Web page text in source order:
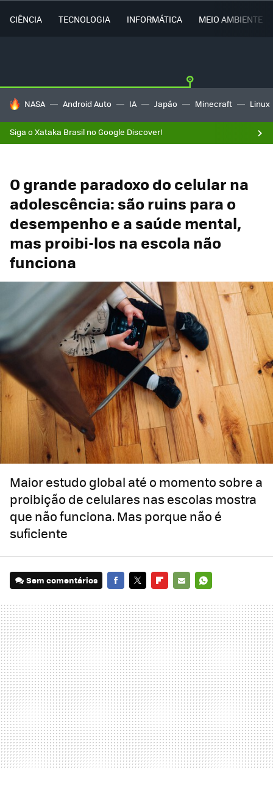
CIÊNCIA TECNOLOGIA INFORMÁTICA MEIO AMBIENTE
TENDÊNCIAS DO DIA
NASA Android Auto IA Japão Minecraft Linux
Siga o Xataka Brasil no Google Discover!
O grande paradoxo do celular na
adolescência: são ruins para o
desempenho e a saúde mental,
mas proibi-los na escola não
funciona
Maior estudo global até o momento sobre a
proibição de celulares nas escolas mostra
que não funciona. Mas porque não é
suficiente
Sem comentários
MAIL